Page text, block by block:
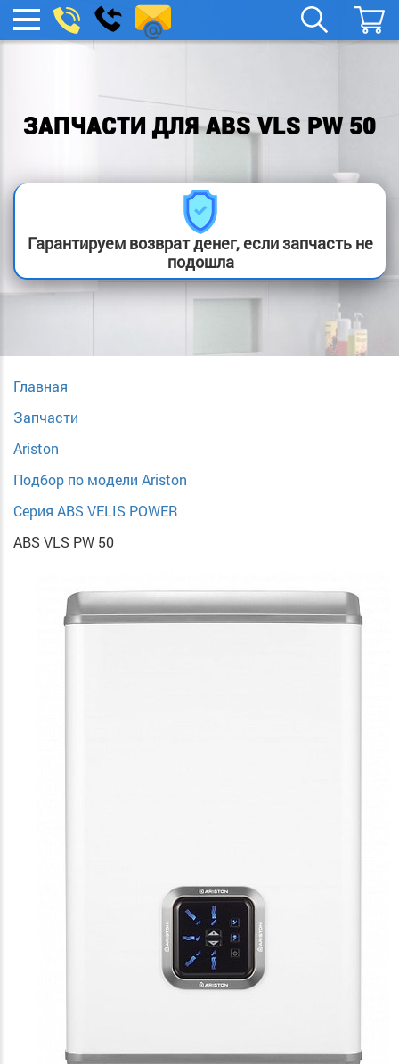
МЕНЮ
boylera@yandex.ru
Заказать
звонок
ЗАПЧАСТИ ДЛЯ ABS VLS PW 50
Гарантируем возврат денег, если запчасть не
подошла
Главная
Запчасти
Ariston
Подбор по модели Ariston
Серия ABS VELIS POWER
ABS VLS PW 50